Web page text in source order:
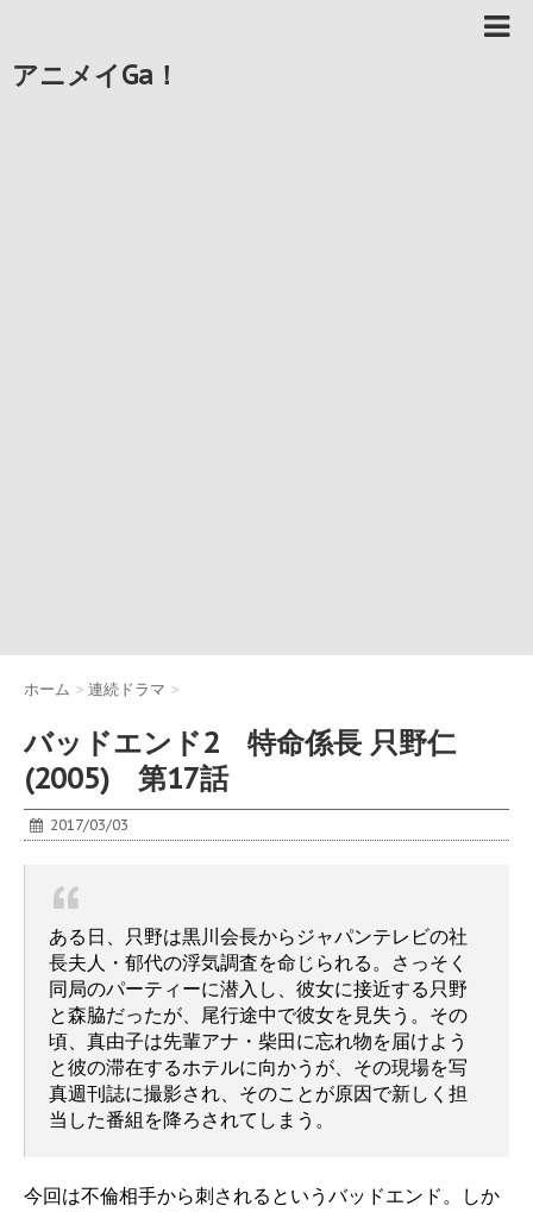
アニメイGa！
ホーム > 連続ドラマ >
バッドエンド2 特命係長 只野仁
(2005) 第17話
2017/03/03
ある日、只野は黒川会長からジャパンテレビの社
長夫人・郁代の浮気調査を命じられる。さっそく
同局のパーティーに潜入し、彼女に接近する只野
と森脇だったが、尾行途中で彼女を見失う。その
頃、真由子は先輩アナ・柴田に忘れ物を届けよう
と彼の滞在するホテルに向かうが、その現場を写
真週刊誌に撮影され、そのことが原因で新しく担
当した番組を降ろされてしまう。
今回は不倫相手から刺されるというバッドエンド。しか